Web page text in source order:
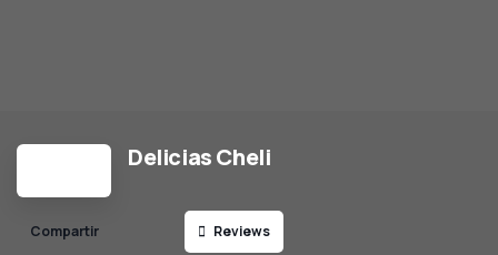
Delicias Cheli
Reviews